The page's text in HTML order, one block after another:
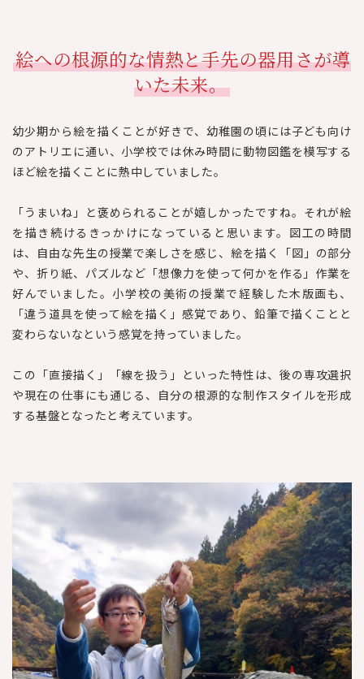
絵への根源的な情熱と手先の器用さが導
いた未来。
幼少期から絵を描くことが好きで、幼稚園の頃には子ども向け
のアトリエに通い、小学校では休み時間に動物図鑑を模写する
ほど絵を描くことに熱中していました。
「うまいね」と褒められることが嬉しかったですね。それが絵
を描き続けるきっかけになっていると思います。図工の時間
は、自由な先生の授業で楽しさを感じ、絵を描く「図」の部分
や、折り紙、パズルなど「想像力を使って何かを作る」作業を
好んでいました。小学校の美術の授業で経験した木版画も、
「違う道具を使って絵を描く」感覚であり、鉛筆で描くことと
変わらないなという感覚を持っていました。
この「直接描く」「線を扱う」といった特性は、後の専攻選択
や現在の仕事にも通じる、自分の根源的な制作スタイルを形成
する基盤となったと考えています。